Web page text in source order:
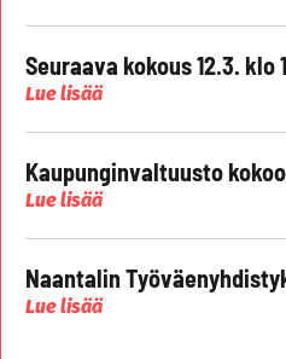
Seuraava kokous 12.3. klo
Lue lisää
Kaupunginvaltuusto
Lue lisää
Naantalin
Lue lisää